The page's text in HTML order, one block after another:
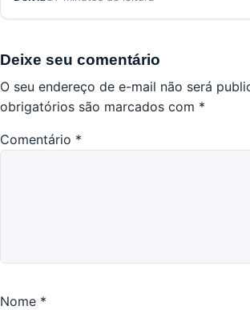
Deixe seu comentário
O seu endereço de e-mail não será
obrigatórios são marcados com *
Comentário *
Nome *